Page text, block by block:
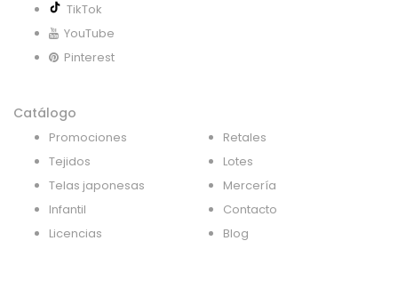
TikTok
YouTube
Pinterest
Catálogo
Promociones
Tejidos
Telas japonesas
Infantil
Licencias
Retales
Lotes
Mercería
Contacto
Blog